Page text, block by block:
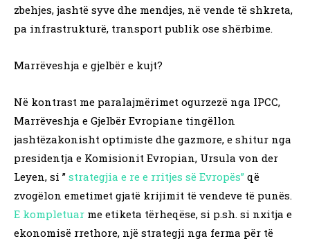
zbehjes, jashtë syve dhe mendjes, në vende të shkreta,
pa infrastrukturë, transport publik ose shërbime.
Marrëveshja e gjelbër e kujt?
Në kontrast me paralajmërimet ogurzezë nga IPCC,
Marrëveshja e Gjelbër Evropiane tingëllon
jashtëzakonisht optimiste dhe gazmore, e shitur nga
presidentja e Komisionit Evropian, Ursula von der
Leyen, si ” strategjia e re e rritjes së Evropës” që
zvogëlon emetimet gjatë krijimit të vendeve të punës.
E kompletuar me etiketa tërheqëse, si p.sh. si nxitja e
ekonomisë rrethore, një strategji nga ferma për të